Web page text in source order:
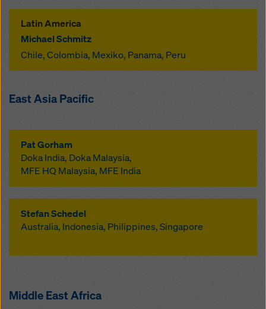
Latin America
Michael Schmitz
Chile, Colombia, Mexiko, Panama, Peru
East Asia Pacific
Pat Gorham
Doka India, Doka Malaysia,
MFE HQ Malaysia, MFE India
Stefan Schedel
Australia, Indonesia, Philippines, Singapore
Middle East Africa